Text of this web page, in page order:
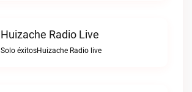
Huizache Radio Live
Solo éxitosHuizache Radio live